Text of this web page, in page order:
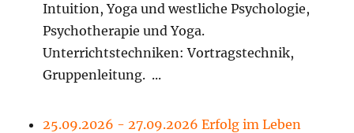
Intuition, Yoga und westliche Psychologie,
Psychotherapie und Yoga.
Unterrichtstechniken: Vortragstechnik,
Gruppenleitung. ...
25.09.2026 - 27.09.2026 Erfolg im Leben